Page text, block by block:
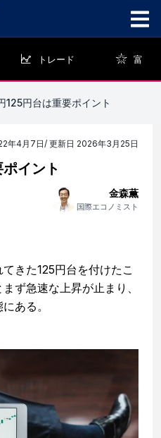
トレード 富
125円台は重要ポイント
年4月7日/ 更新日 2026年3月25日
イント
金森薫
国際エコノミスト
きた125円台を付けたこ
ず急速な上昇が止まり、
ある。